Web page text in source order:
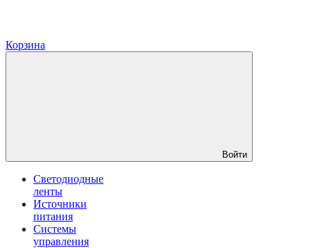
Корзина
Войти
Светодиодные
ленты
Источники
питания
Системы
управления